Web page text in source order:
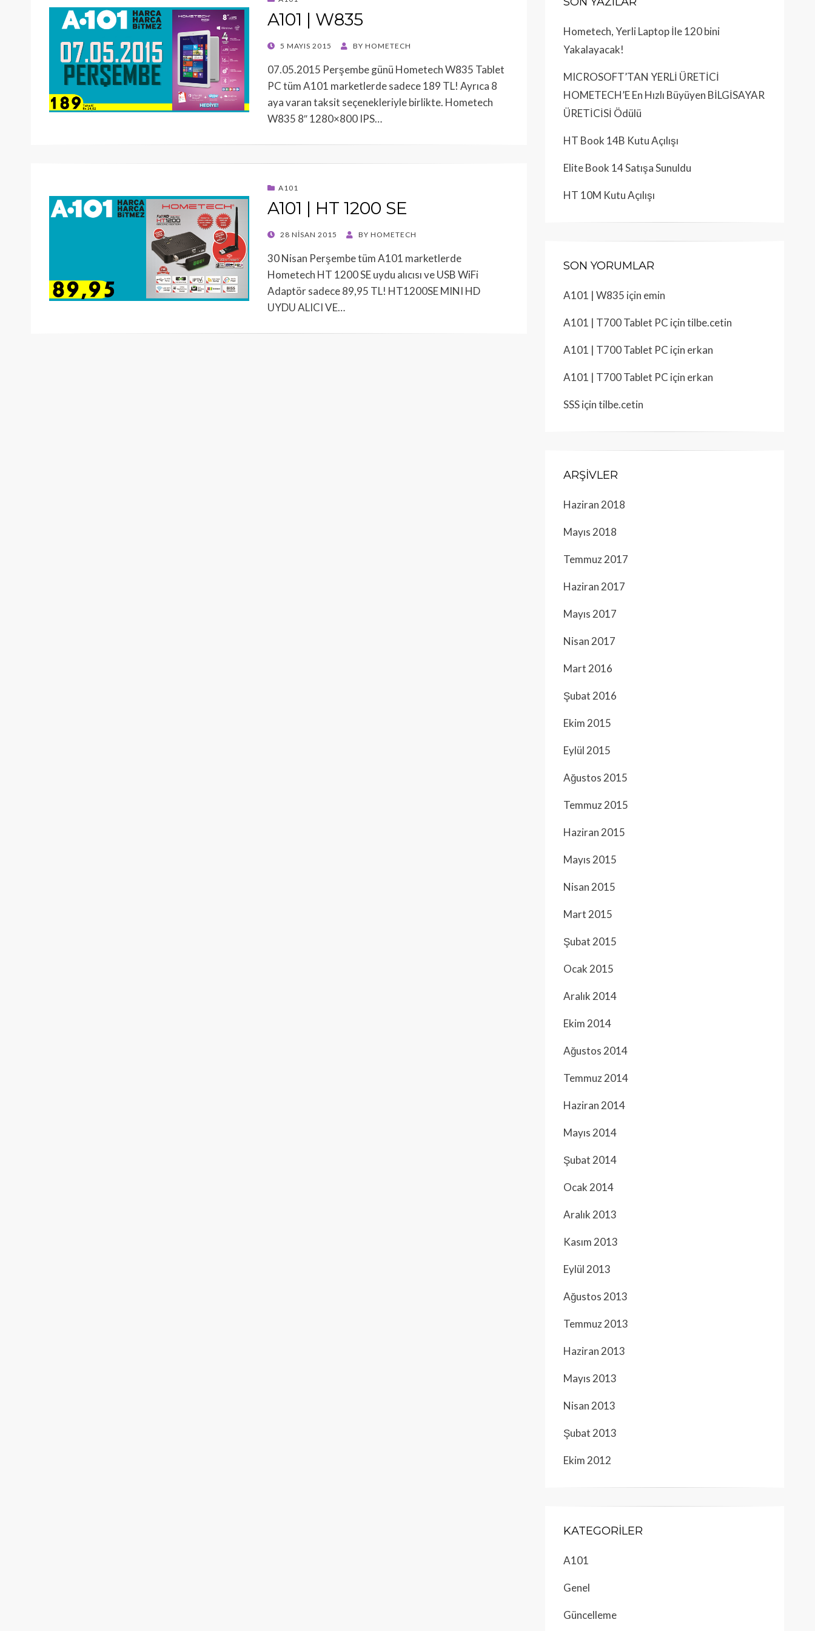
A101 | W835
POSTED
5 MAYIS 2015 BY HOMETECH
07.05.2015 Perşembe günü Hometech W835 Tablet
PC tüm A101 marketlerde sadece 189 TL! Ayrıca 8
aya varan taksit seçenekleriyle birlikte. Hometech
W835 8″ 1280×800 IPS…
A101
A101 | HT 1200 SE
POSTED
28 NISAN 2015 BY HOMETECH
30 Nisan Perşembe tüm A101 marketlerde
Hometech HT 1200 SE uydu alıcısı ve USB WiFi
Adaptör sadece 89,95 TL! HT1200SE MINI HD
UYDU ALICI VE…
Hometech, Yerli Laptop İle 120 bini
Yakalayacak!
MICROSOFT’TAN YERLİ ÜRETİCİ
HOMETECH’E En Hızlı Büyüyen BİLGİSAYAR
ÜRETİCİSİ Ödülü
HT Book 14B Kutu Açılışı
Elite Book 14 Satışa Sunuldu
HT 10M Kutu Açılışı
SON YORUMLAR
A101 | W835 için emin
A101 | T700 Tablet PC içintilbe.cetin
A101 | T700 Tablet PC için erkan
A101 | T700 Tablet PC için erkan
SSSiçintilbe.cetin
ARŞIVLER
Haziran 2018
Mayıs 2018
Temmuz 2017
Haziran 2017
Mayıs 2017
Nisan 2017
Mart 2016
Şubat 2016
Ekim 2015
Eylül 2015
Ağustos 2015
Temmuz 2015
Haziran 2015
Mayıs 2015
Nisan 2015
Mart 2015
Şubat 2015
Ocak 2015
Aralık 2014
Ekim 2014
Ağustos 2014
Temmuz 2014
Haziran 2014
Mayıs 2014
Şubat 2014
Ocak 2014
Aralık 2013
Kasım 2013
Eylül 2013
Ağustos 2013
Temmuz 2013
Haziran 2013
Mayıs 2013
Nisan 2013
Şubat 2013
Ekim 2012
KATEGORILER
A101
Genel
Güncelleme